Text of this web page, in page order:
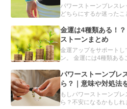
パワーストーンブレスレ
どちらにするか迷った
手、それぞれに適した
金運は4種類ある！
ストーンまとめ
金運アップをサポート
ン。 金運には4種類あることをご存じですか？ 今回、誰
を、目的別にまとめまし
人は必読です。
パワーストーンブレ
ら？｜意味や対処法
もしパワーストーンブ
ら？不安になるかもし